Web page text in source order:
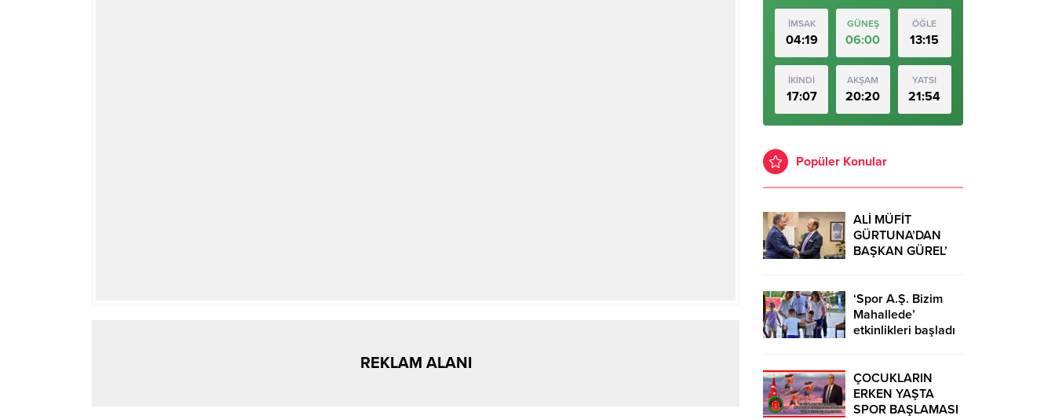
REKLAM ALANI
İMSAK
04:19
GÜNEŞ
06:00
ÖĞLE
13:15
İKİNDİ
17:07
AKŞAM
20:20
YATSI
21:54
Popüler Konular
ALİ MÜFİT
GÜRTUNA’DAN
BAŞKAN GÜREL’
‘Spor A.Ş. Bizim
Mahallede’
etkinlikleri başladı
ÇOCUKLARIN
ERKEN YAŞTA
SPOR BAŞLAMASI